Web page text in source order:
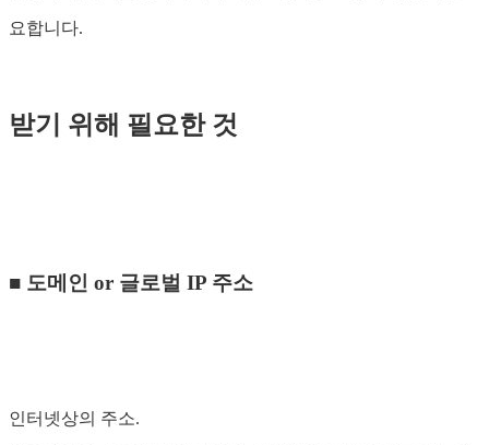
요합니다.
받기 위해 필요한 것
■ 도메인 or 글로벌 IP 주소
인터넷상의 주소.